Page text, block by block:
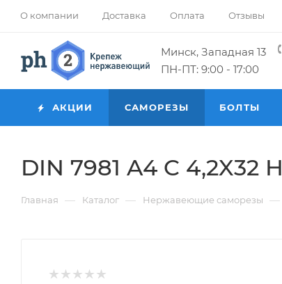
О компании Доставка Оплата Отзывы
Минск, Западная 13
ПН-ПТ: 9:00 - 17:00
АКЦИИ САМОРЕЗЫ БОЛТЫ
DIN 7981 A4 C 4,2X32 H
Главная — Каталог — Нержавеющие саморезы —